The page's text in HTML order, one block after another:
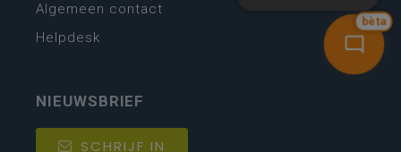
bèta
Algemeen contact
Helpdesk
NIEUWSBRIEF
SCHRIJF IN